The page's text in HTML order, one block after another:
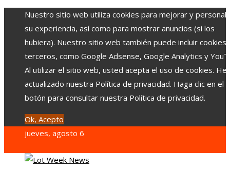
Nuestro sitio web utiliza cookies para mejorar y
su experiencia, así como para mostrar anuncios (si los
hubiera). Nuestro sitio web también puede incluir cookies
terceros, como Google Adsense, Google Analytics y
Al utilizar el sitio web, usted acepta el uso de cookies.
actualizado nuestra Política de privacidad. Haga clic en el
botón para consultar nuestra Política de privacidad.
Ok, Acepto
jueves, agosto 6